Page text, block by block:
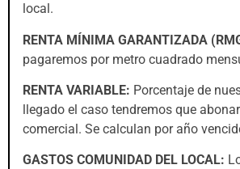
local.
RENTA MÍNIMA GARANTIZADA
pagaremos por metro cuadrado
RENTA VARIABLE: Porcentaje de
llegado el caso tendremos que
comercial. Se calculan por año
GASTOS COMUNIDAD DEL LOCAL: